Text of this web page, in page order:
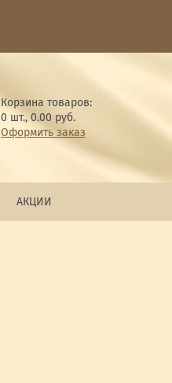
Корзина товаров:
0 шт.,0.00 руб.
Оформить заказ
АКЦИИ